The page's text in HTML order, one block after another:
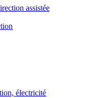
assistée
électricité